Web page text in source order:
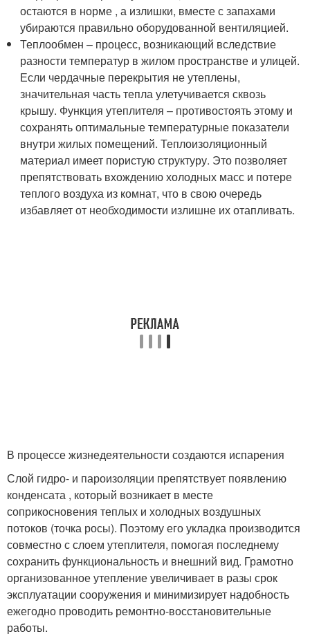
остаются в норме , а излишки, вместе с запахами
убираются правильно оборудованной вентиляцией.
Теплообмен – процесс, возникающий вследствие
разности температур в жилом пространстве и улицей.
Если чердачные перекрытия не утеплены,
значительная часть тепла улетучивается сквозь
крышу. Функция утеплителя – противостоять этому и
сохранять оптимальные температурные показатели
внутри жилых помещений. Теплоизоляционный
материал имеет пористую структуру. Это позволяет
препятствовать вхождению холодных масс и потере
теплого воздуха из комнат, что в свою очередь
избавляет от необходимости излишне их отапливать.
В процессе жизнедеятельности создаются испарения
Слой гидро- и пароизоляции препятствует появлению
конденсата , который возникает в месте
соприкосновения теплых и холодных воздушных
потоков (точка росы). Поэтому его укладка производится
совместно с слоем утеплителя, помогая последнему
сохранить функциональность и внешний вид. Грамотно
организованное утепление увеличивает в разы срок
эксплуатации сооружения и минимизирует надобность
ежегодно проводить ремонтно-восстановительные
работы.